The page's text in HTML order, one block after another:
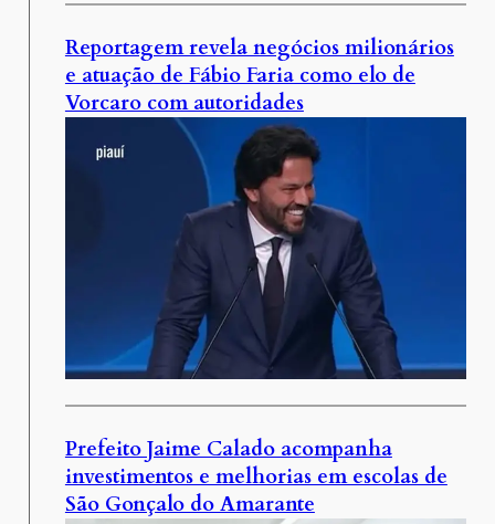
Reportagem revela negócios milionários
e atuação de Fábio Faria como elo de
Vorcaro com autoridades
Prefeito Jaime Calado acompanha
investimentos e melhorias em escolas de
São Gonçalo do Amarante